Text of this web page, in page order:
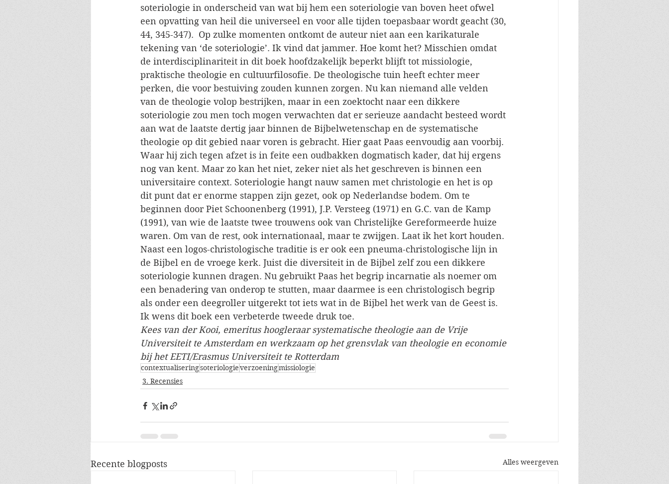
soteriologie in onderscheid van wat bij hem een soteriologie van boven heet ofwel
een opvatting van heil die universeel en voor alle tijden toepasbaar wordt geacht (30,
44, 345-347).  Op zulke momenten ontkomt de auteur niet aan een karikaturale
tekening van ‘de soteriologie’. Ik vind dat jammer. Hoe komt het? Misschien omdat
de interdisciplinariteit in dit boek hoofdzakelijk beperkt blijft tot missiologie,
praktische theologie en cultuurfilosofie. De theologische tuin heeft echter meer
perken, die voor bestuiving zouden kunnen zorgen. Nu kan niemand alle velden
van de theologie volop bestrijken, maar in een zoektocht naar een dikkere
soteriologie zou men toch mogen verwachten dat er serieuze aandacht besteed wordt
aan wat de laatste dertig jaar binnen de Bijbelwetenschap en de systematische
theologie op dit gebied naar voren is gebracht. Hier gaat Paas eenvoudig aan voorbij.
Waar hij zich tegen afzet is in feite een oudbakken dogmatisch kader, dat hij ergens
nog van kent. Maar zo kan het niet, zeker niet als het geschreven is binnen een
universitaire context. Soteriologie hangt nauw samen met christologie en het is op
dit punt dat er enorme stappen zijn gezet, ook op Nederlandse bodem. Om te
beginnen door Piet Schoonenberg (1991), J.P. Versteeg (1971) en G.C. van de Kamp
(1991), van wie de laatste twee trouwens ook van Christelijke Gereformeerde huize
waren. Om van de rest, ook internationaal, maar te zwijgen. Laat ik het kort houden.
Naast een logos-christologische traditie is er ook een pneuma-christologische lijn in
de Bijbel en de vroege kerk. Juist die diversiteit in de Bijbel zelf zou een dikkere
soteriologie kunnen dragen. Nu gebruikt Paas het begrip incarnatie als noemer om
een benadering van onderop te stutten, maar daarmee is een christologisch begrip
als onder een deegroller uitgerekt tot iets wat in de Bijbel het werk van de Geest is.
Ik wens dit boek een verbeterde tweede druk toe.
Kees van der Kooi, emeritus hoogleraar systematische theologie aan de Vrije
Universiteit te Amsterdam en werkzaam op het grensvlak van theologie en economie
bij het EETI/Erasmus Universiteit te Rotterdam
contextualiseringsoteriologieverzoeningmissiologie
3. Recensies
Recente blogposts Alles weergeven